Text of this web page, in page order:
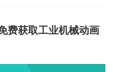
费获取工业机械动画